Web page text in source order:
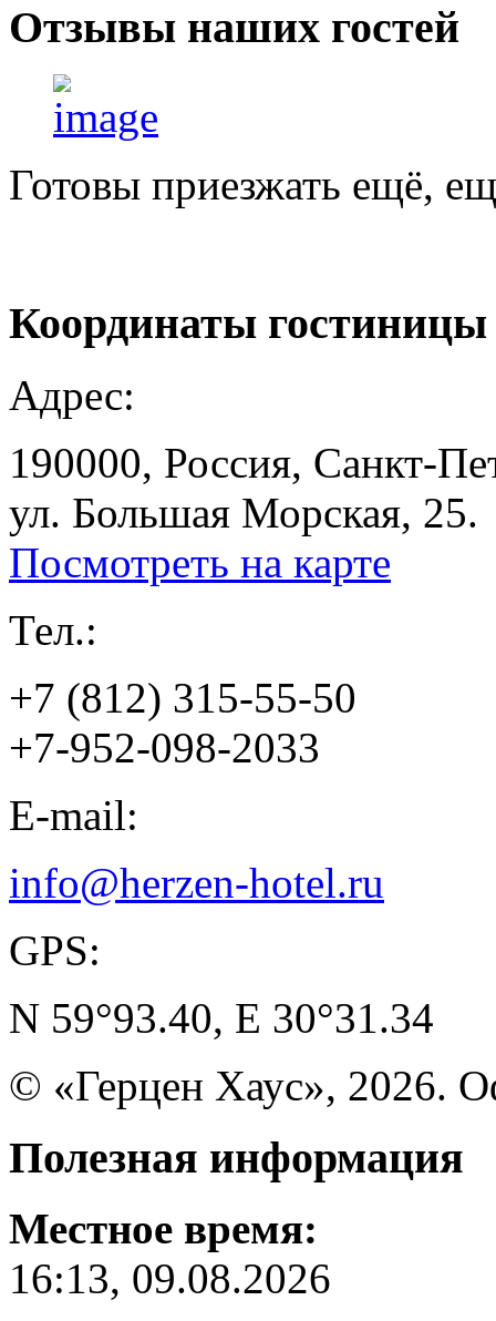
Отзывы наших гостей
Готовы приезжать ещё,
Координаты гостиницы
Адрес:
190000, Россия, Санкт-
ул. Большая Морская, 25.
Посмотреть на карте
Тел.:
+7 (812) 315-55-50
+7-952-098-2033
E-mail:
info@herzen-hotel.ru
GPS:
N 59°93.40, E 30°31.34
© «Герцен Хаус», 2026.
Полезная информация
Местное время:
16:13, 09.08.2026